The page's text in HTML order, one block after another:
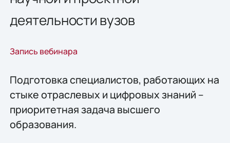
деятельности вузов
Запись вебинара
Подготовка специалистов, работающих на
стыке отраслевых и цифровых знаний –
приоритетная задача высшего
образования.